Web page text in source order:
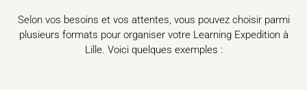
Selon vos besoins et vos attentes, vous pouvez choisir parmi
plusieurs formats pour organiser votre Learning Expedition à
Lille. Voici quelques exemples :